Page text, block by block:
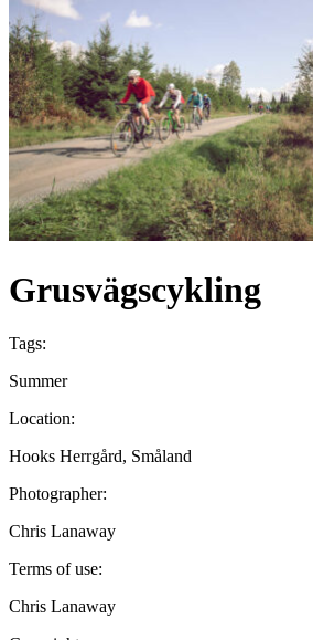
Grusvägscykling
Tags:
Summer
Location:
Hooks Herrgård, Småland
Photographer:
Chris Lanaway
Terms of use:
Chris Lanaway